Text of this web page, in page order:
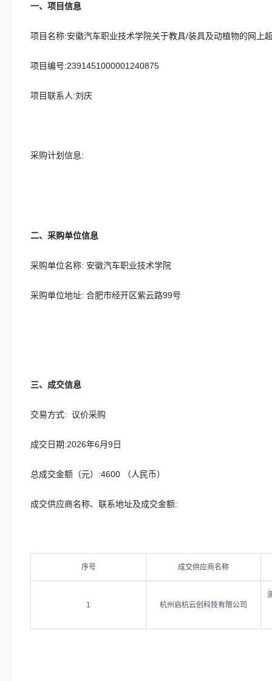
一、项目信息
项目名称:安徽汽车职业技术学院关于教具/装具及动植物的网上
项目编号:2391451000001240875
项目联系人:刘庆
采购计划信息:
二、采购单位信息
采购单位名称: 安徽汽车职业技术学院
采购单位地址: 合肥市经开区紫云路99号
三、成交信息
交易方式: 议价采购
成交日期:2026年6月9日
总成交金额（元）:4600 （人民币）
成交供应商名称、联系地址及成交金额:
序号 成交供应商名称
1 杭州启杭云创科技有限公司